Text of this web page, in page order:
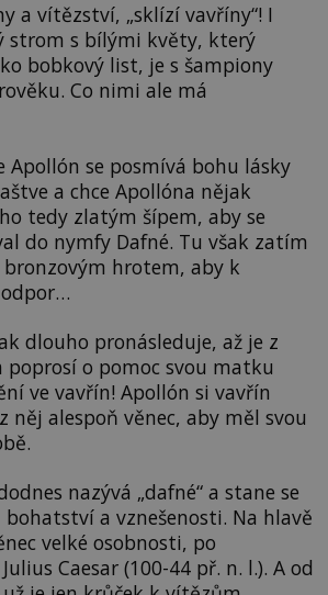
a vítězství, „sklízí vavříny“! I
strom s bílými květy, který
bobkový list, je s šampiony
Co nimi ale má
Apollón se posmívá bohu lásky
a chce Apollóna nějak
tedy zlatým šípem, aby se
do nymfy Dafné. Tu však zatím
hrotem, aby k
dlouho pronásleduje, až je z
poprosí o pomoc svou matku
ve vavřín! Apollón si vavřín
něj alespoň věnec, aby měl svou
nazývá „dafné“ a stane se
a vznešenosti. Na hlavě
velké osobnosti, po
Caesar (100-44 př. n. l.). A od